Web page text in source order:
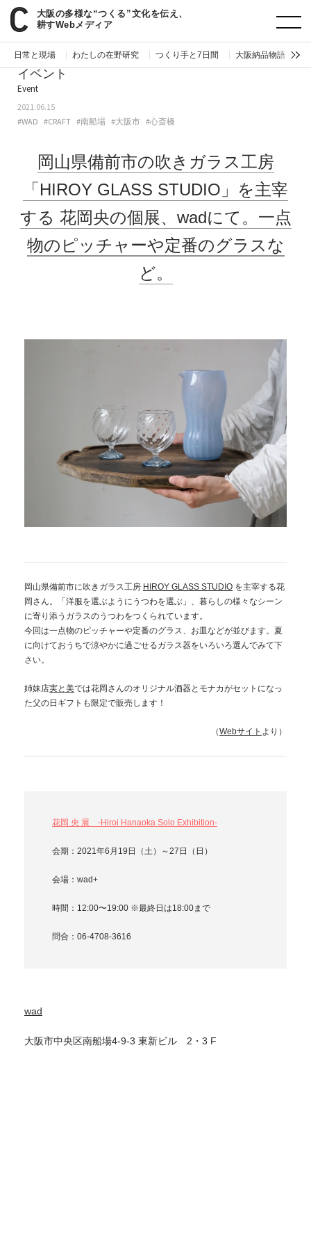
大阪の多様な“つくる”文化を伝え、
耕すWebメディア
日常と現場 わたしの在野研究 つくり手と7日間 大阪納品物語
paperC 今週のイベント
イベント
Event
2021.06.15
#WAD #CRAFT #南船場 #大阪市 #心斎橋
岡山県備前市の吹きガラス工房
「HIROY GLASS STUDIO」を主宰
する 花岡央の個展、wadにて。一点
物のピッチャーや定番のグラスな
ど。
岡山県備前市に吹きガラス工房 HIROY GLASS STUDIO を主宰する花
岡さん。「洋服を選ぶようにうつわを選ぶ」、暮らしの様々なシーン
に寄り添うガラスのうつわをつくられています。
今回は一点物のピッチャーや定番のグラス、お皿などが並びます。夏
に向けておうちで涼やかに過ごせるガラス器をいろいろ選んでみて下
さい。
姉妹店実と美では花岡さんのオリジナル酒器とモナカがセットになっ
た父の日ギフトも限定で販売します！
（Webサイト より）
花岡 央 展 -Hiroi Hanaoka Solo Exhibition-
会期：2021年6月19日（土）～27日（日）
会場：wad+
時間：12:00〜19:00 ※最終日は18:00まで
問合：06-4708-3616
wad
大阪市中央区南船場4-9-3 東新ビル 2・3 F